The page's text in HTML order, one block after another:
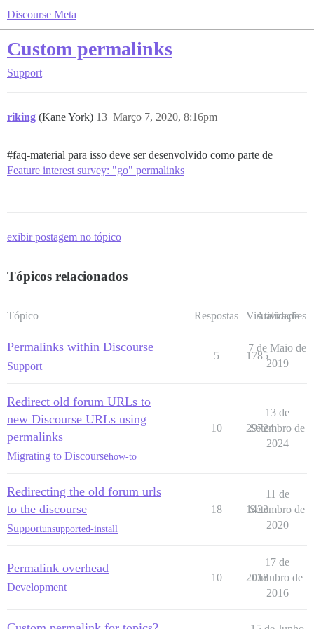
Discourse Meta
Custom permalinks
Support
riking (Kane York) Março 7, 2020, 8:16pm
13
#faq-material para isso deve ser desenvolvido como parte de
Feature interest survey: "go" permalinks
exibir postagem no tópico
Tópicos relacionados
Tópico Respostas Visualizações
Atividade
Permalinks within Discourse
Support
5 1785
7 de Maio de
2019
Redirect old forum URLs to
new Discourse URLs using
permalinks
Migrating to Discoursehow-to
10 29724
13 de
Setembro de
2024
Redirecting the old forum urls
to the discourse
Supportunsupported-install
18 1423
11 de
Setembro de
2020
Permalink overhead
Development
10 2018
17 de
Outubro de
2016